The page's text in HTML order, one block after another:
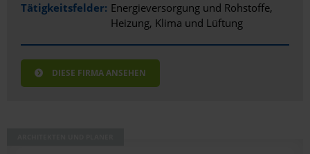
Tätigkeitsfelder: Energieversorgung und Rohstoffe
Heizung, Klima und Lüftung
DIESE FIRMA ANSEHEN